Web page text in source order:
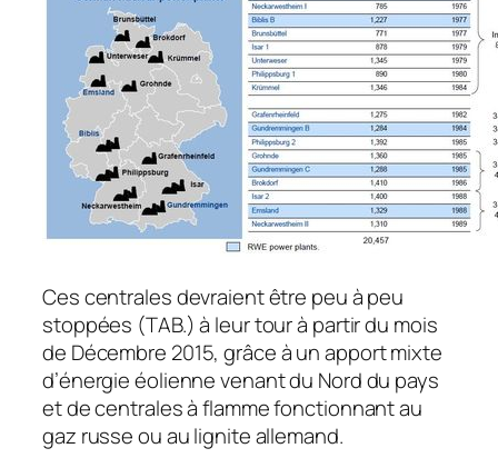
Ces centrales devraient être peu à peu
stoppées (TAB.) à leur tour à partir du mois
de Décembre 2015, grâce à un apport mixte
d’énergie éolienne venant du Nord du pays
et de centrales à flamme fonctionnant au
gaz russe ou au lignite allemand.